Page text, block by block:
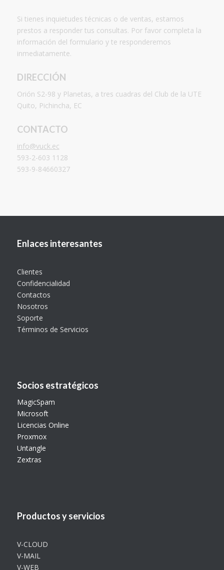
Si tienes inquietudes técnicas o de ventas, estamos
prestos a responder tus consultas. Por favor completa la
información del formulario y te responderemos
inmediatamente.
DIRECCIÓN
Orión S2-98 y Planetas, a tres cuadras del Club de la UTE
Quito, Pichincha, EC
CONTACTO
info@vuck.ec
593-2-603 1128
593-9-84660327
Enlaces interesantes
Clientes
Confidencialidad
Contactos
Nosotros
Soporte
Términos de Servicios
Socios estratégicos
MagicSpam
Microsoft
Licencias Online
Proxmox
Untangle
Zextras
Productos y servicios
V-CLOUD
V-MAIL
V-WEB